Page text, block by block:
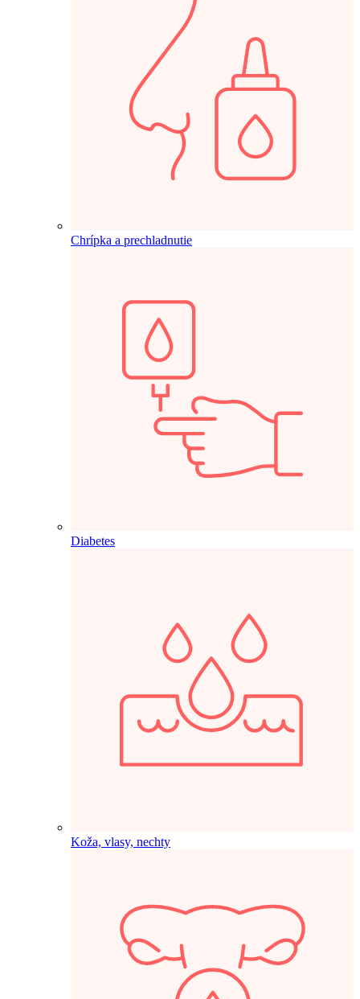
Chrípka a prechladnutie
Diabetes
Koža, vlasy, nechty